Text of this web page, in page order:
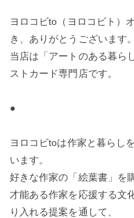
ヨロコビto（ヨロコビト）
き、ありがとうございます。
当店は「アートのある暮ら
ストカード専門店です。
●
ヨロコビtoは作家と暮らし
います。
好きな作家の「絵葉書」を
才能ある作家を応援する文
り入れる提案を通して、